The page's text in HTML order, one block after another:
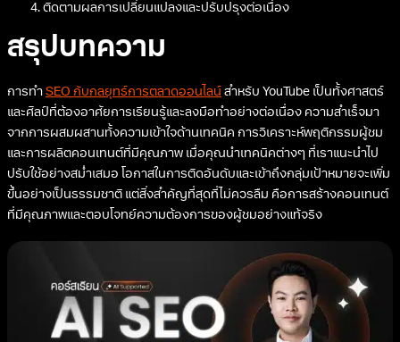
ติดตามผลการเปลี่ยนแปลงและปรับปรุงต่อเนื่อง
สรุปบทความ
การทำ SEO กับกลยุทธ์การตลาดออนไลน์ สำหรับ YouTube เป็นทั้งศาสตร์
และศิลป์ที่ต้องอาศัยการเรียนรู้และลงมือทำอย่างต่อเนื่อง ความสำเร็จมา
จากการผสมผสานทั้งความเข้าใจด้านเทคนิค การวิเคราะห์พฤติกรรมผู้ชม
และการผลิตคอนเทนต์ที่มีคุณภาพ เมื่อคุณนำเทคนิคต่างๆ ที่เราแนะนำไป
ปรับใช้อย่างสม่ำเสมอ โอกาสในการติดอันดับและเข้าถึงกลุ่มเป้าหมายจะเพิ่ม
ขึ้นอย่างเป็นธรรมชาติ แต่สิ่งสำคัญที่สุดที่ไม่ควรลืม คือการสร้างคอนเทนต์
ที่มีคุณภาพและตอบโจทย์ความต้องการของผู้ชมอย่างแท้จริง